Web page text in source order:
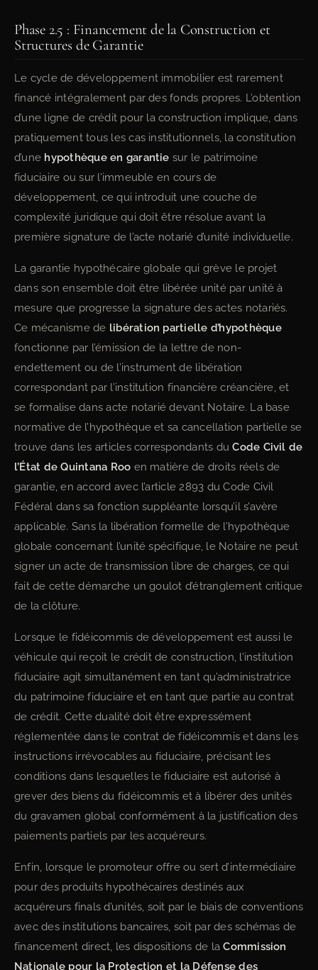
Phase 2.5 : Financement de la Construction et
Structures de Garantie
Le cycle de développement immobilier est rarement
financé intégralement par des fonds propres. L’obtention
d’une ligne de crédit pour la construction implique, dans
pratiquement tous les cas institutionnels, la constitution
d’une hypothèque en garantie sur le patrimoine
fiduciaire ou sur l’immeuble en cours de
développement, ce qui introduit une couche de
complexité juridique qui doit être résolue avant la
première signature de l’acte notarié d’unité individuelle.
La garantie hypothécaire globale qui grève le projet
dans son ensemble doit être libérée unité par unité à
mesure que progresse la signature des actes notariés.
Ce mécanisme de libération partielle d’hypothèque
fonctionne par l’émission de la lettre de non-
endettement ou de l’instrument de libération
correspondant par l’institution financière créancière, et
se formalise dans acte notarié devant Notaire. La base
normative de l’hypothèque et sa cancellation partielle se
trouve dans les articles correspondants duCode Civil de
l’État de Quintana Roo en matière de droits réels de
garantie, en accord avec l’article 2893 du Code Civil
Fédéral dans sa fonction suppléante lorsqu’il s’avère
applicable. Sans la libération formelle de l’hypothèque
globale concernant l’unité spécifique, le Notaire ne peut
signer un acte de transmission libre de charges, ce qui
fait de cette démarche un goulot d’étranglement critique
de la clôture.
Lorsque le fidéicommis de développement est aussi le
véhicule qui reçoit le crédit de construction, l’institution
fiduciaire agit simultanément en tant qu’administratrice
du patrimoine fiduciaire et en tant que partie au contrat
de crédit. Cette dualité doit être expressément
réglementée dans le contrat de fidéicommis et dans les
instructions irrévocables au fiduciaire, précisant les
conditions dans lesquelles le fiduciaire est autorisé à
grever des biens du fidéicommis et à libérer des unités
du gravamen global conformément à la justification des
paiements partiels par les acquéreurs.
Enfin, lorsque le promoteur offre ou sert d’intermédiaire
pour des produits hypothécaires destinés aux
acquéreurs finals d’unités, soit par le biais de conventions
avec des institutions bancaires, soit par des schémas de
financement direct, les dispositions de laCommission
Nationale pour la Protection et la Défense des